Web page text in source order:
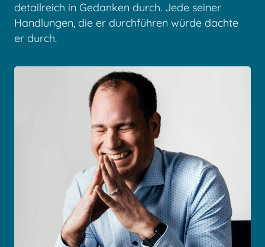
detailreich in Gedanken durch. Jede seiner
Handlungen, die er durchführen würde dachte
er durch.